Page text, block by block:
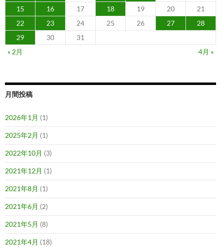
15
16 17 18 19 20
21
22
23 24 25 26 27
28
29
30
31
« 2月
4月 »
月間投稿
2026年1月 (1)
2025年2月 (1)
2022年10月 (3)
2021年12月 (1)
2021年8月 (1)
2021年6月 (2)
2021年5月 (8)
2021年4月 (18)